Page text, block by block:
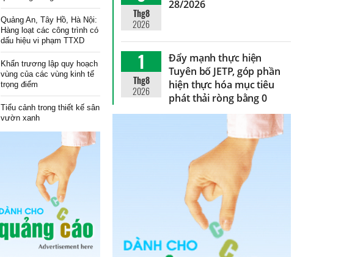
Quảng An, Tây Hồ, Hà Nội:
Hàng loạt các công trình có
dấu hiệu vi phạm TTXD
Khẩn trương lập quy hoạch
vùng của các vùng kinh tế
trọng điểm
Tiểu cảnh trong thiết kế sân
vườn xanh
Thg8
2026
28/2026
1
Thg8
2026
Đẩy mạnh thực hiện
Tuyên bố JETP, góp phần
hiện thực hóa mục tiêu
phát thải ròng bằng 0